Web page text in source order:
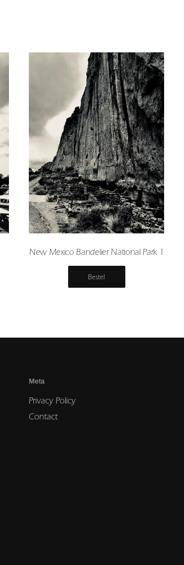
New Mexico Bandelier National Park 1
Bestel
Meta
Privacy Policy
Contact